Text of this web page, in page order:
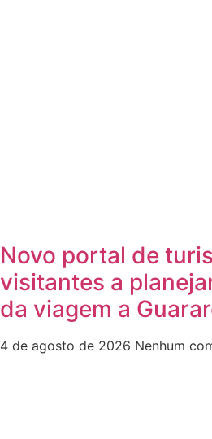
Novo portal de
visitantes a
da viagem a
4 de agosto de 2026 Nenhum